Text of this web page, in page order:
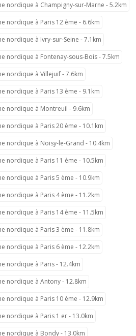
nordique à Champigny-sur-Marne - 5.2km
nordique à Paris 12 ème - 6.6km
nordique à Ivry-sur-Seine - 7.1km
nordique à Fontenay-sous-Bois - 7.5km
nordique à Villejuif - 7.6km
nordique à Paris 13 ème - 9.1km
nordique à Montreuil - 9.6km
nordique à Paris 20 ème - 10.1km
nordique à Noisy-le-Grand - 10.4km
nordique à Paris 11 ème - 10.5km
nordique à Paris 5 ème - 10.9km
nordique à Paris 4 ème - 11.2km
nordique à Paris 14 ème - 11.5km
nordique à Paris 3 ème - 11.8km
nordique à Paris 6 ème - 12.2km
nordique à Paris - 12.4km
nordique à Antony - 12.8km
nordique à Paris 10 ème - 12.9km
nordique à Paris 1 er - 13.0km
nordique à Bondy - 13.0km